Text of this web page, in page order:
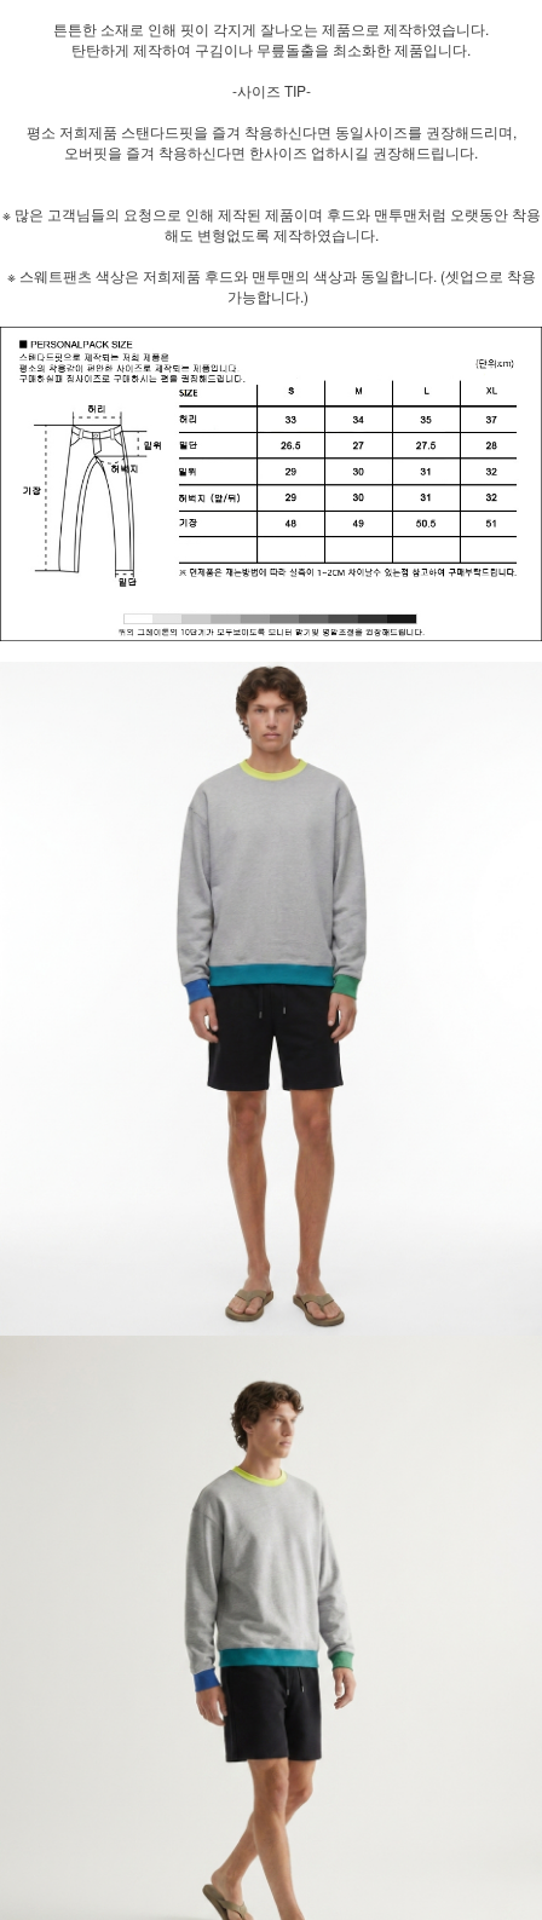
튼튼한 소재로 인해 핏이 각지게 잘나오는 제품으로 제작하였습니다.
탄탄하게 제작하여 구김이나 무릎돌출을 최소화한 제품입니다.
-사이즈 TIP-
평소 저희제품 스탠다드핏을 즐겨 착용하신다면 동일사이즈를 권장해드리며,
오버핏을 즐겨 착용하신다면 한사이즈 업하시길 권장해드립니다.
※ 많은 고객님들의 요청으로 인해 제작된 제품이며 후드와 맨투맨처럼 오랫동안 착용
해도 변형없도록 제작하였습니다.
※ 스웨트팬츠 색상은 저희제품 후드와 맨투맨의 색상과 동일합니다. (셋업으로 착용
가능합니다.)